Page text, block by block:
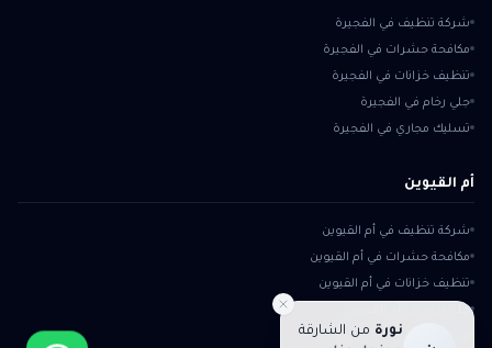
نورة من الشارقة
شركة تنظيف في الفجيرة
مكافحة حشرات في الفجيرة
تنظيف خزانات في الفجيرة
جلي رخام في الفجيرة
تسليك مجاري في الفجيرة
أم القيوين
شركة تنظيف في أم القيوين
مكافحة حشرات في أم القيوين
تنظيف خزانات في أم القيوين
جلي رخام في أم القيوين
تسليك مجاري في أم القيوين